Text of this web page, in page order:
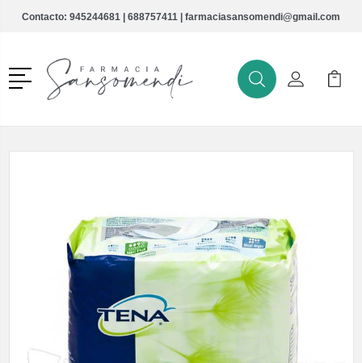
Contacto: 945244681 | 688757411 | farmaciasansomendi@gmail.com
Menú
BuscarMi Cuenta
Mi